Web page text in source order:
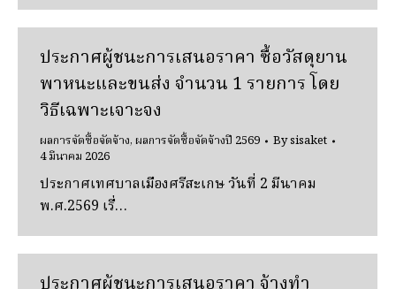
ประกาศผู้ชนะการเสนอราคา ซื้อวัสดุยาน
พาหนะและขนส่ง จํานวน 1 รายการ โดย
วิธีเฉพาะเจาะจง
ผลการจัดซื้อจัดจ้าง,ผลการจัดซื้อจัดจ้างปี 2569 Bysisaket
4 มีนาคม 2026
ประกาศเทศบาลเมืองศรีสะเกษ วันที่ 2 มีนาคม
พ.ศ.2569 เรื่…